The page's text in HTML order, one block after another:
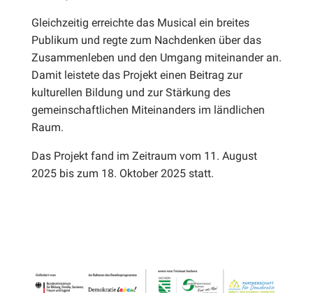
Gleichzeitig erreichte das Musical ein breites
Publikum und regte zum Nachdenken über das
Zusammenleben und den Umgang miteinander an.
Damit leistete das Projekt einen Beitrag zur
kulturellen Bildung und zur Stärkung des
gemeinschaftlichen Miteinanders im ländlichen
Raum.
Das Projekt fand im Zeitraum vom 11. August
2025 bis zum 18. Oktober 2025 statt.